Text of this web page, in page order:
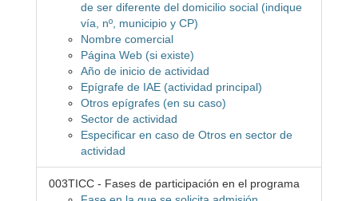
de ser diferente del domicilio social (indique
vía, nº, municipio y CP)
Nombre comercial
Página Web (si existe)
Año de inicio de actividad
Epígrafe de IAE (actividad principal)
Otros epígrafes (en su caso)
Sector de actividad
Especificar en caso de Otros en sector de
actividad
003TICC - Fases de participación en el programa